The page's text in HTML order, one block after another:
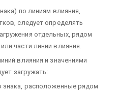
по линиям влияния,
следует определять
отдельных, рядом
части линии влияния.
влияния и значениями
загружать:
знака, расположенные рядом